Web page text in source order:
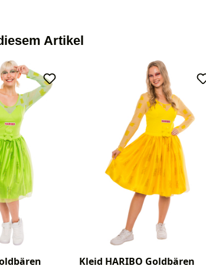
Artikel
Kleid HARIBO Goldbären